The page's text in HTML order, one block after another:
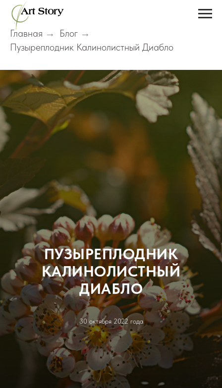
Главная → Блог →
Пузыреплодник Калинолистный Диабло
ПУЗЫРЕПЛОДНИК
КАЛИНОЛИСТНЫЙ
ДИАБЛО
30 октября 2022 года